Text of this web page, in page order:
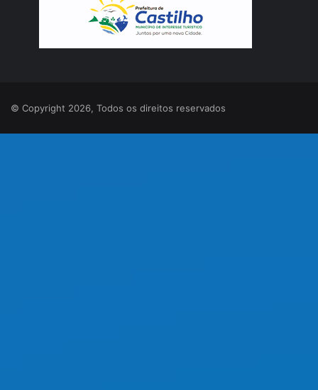
© Copyright 2026, Todos os direitos reservados